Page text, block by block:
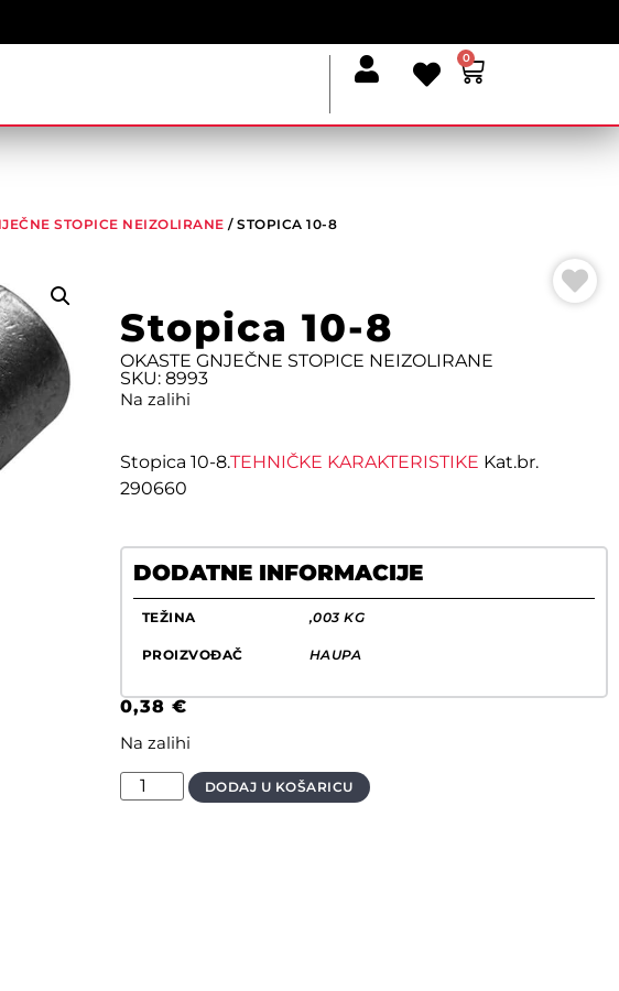
0
STOPICE NEIZOLIRANE / STOPICA 10-8
Stopica 10-8
OKASTE GNJEČNE STOPICE NEIZOLIRANE
SKU: 8993
Na zalihi
Stopica 10-8.TEHNIČKE KARAKTERISTIKE Kat.br.
290660
DODATNE INFORMACIJE
TEŽINA ,003 KG
PROIZVOĐAČ HAUPA
0,38 €
Na zalihi
DODAJ U KOŠARICU